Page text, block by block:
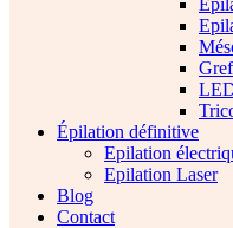
Épilation définitive
Epilation
Epilation Laser
Blog
Contact